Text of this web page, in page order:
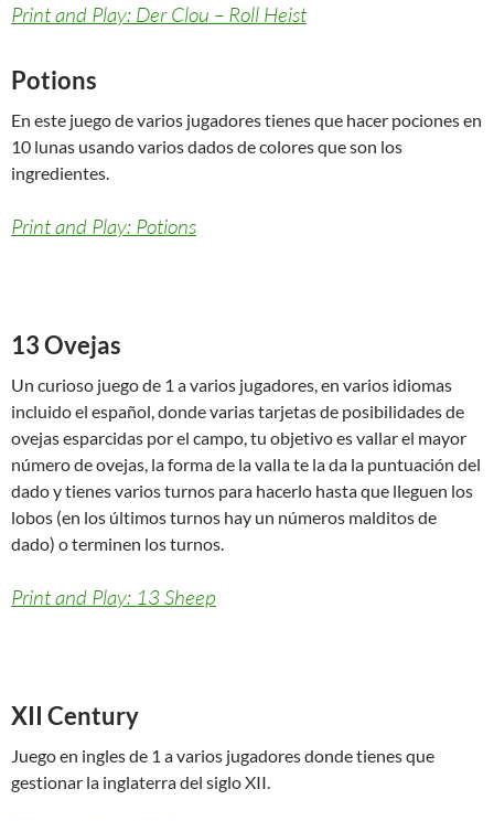
Print and Play: Der Clou – Roll Heist
Potions
En este juego de varios jugadores tienes que hacer pociones en
10 lunas usando varios dados de colores que son los
ingredientes.
Print and Play: Potions
13 Ovejas
Un curioso juego de 1 a varios jugadores, en varios idiomas
incluido el español, donde varias tarjetas de posibilidades de
ovejas esparcidas por el campo, tu objetivo es vallar el mayor
número de ovejas, la forma de la valla te la da la puntuación del
dado y tienes varios turnos para hacerlo hasta que lleguen los
lobos (en los últimos turnos hay un números malditos de
dado) o terminen los turnos.
Print and Play: 13 Sheep
XII Century
Juego en ingles de 1 a varios jugadores donde tienes que
gestionar la inglaterra del siglo XII.